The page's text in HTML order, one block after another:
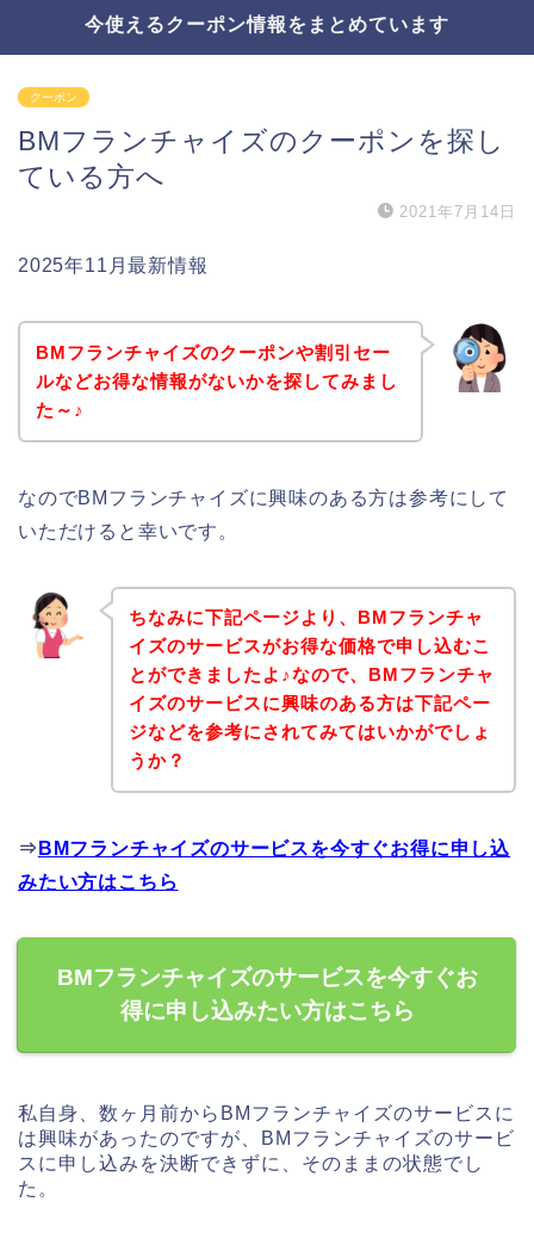
今使えるクーポン情報をまとめています
クーポン
BMフランチャイズのクーポンを探し
ている方へ
2021年7月14日
2025年11月最新情報
BMフランチャイズのクーポンや割引セー
ルなどお得な情報がないかを探してみまし
た～♪
なのでBMフランチャイズに興味のある方は参考にして
いただけると幸いです。
ちなみに下記ページより、BMフランチャ
イズのサービスがお得な価格で申し込むこ
とができましたよ♪なので、BMフランチャ
イズのサービスに興味のある方は下記ペー
ジなどを参考にされてみてはいかがでしょ
うか？
⇒ BMフランチャイズのサービスを今すぐお得に申し込
みたい方はこちら
BMフランチャイズのサービスを今すぐお
得に申し込みたい方はこちら
私自身、数ヶ月前からBMフランチャイズのサービスに
は興味があったのですが、BMフランチャイズのサービ
スに申し込みを決断できずに、そのままの状態でし
た。